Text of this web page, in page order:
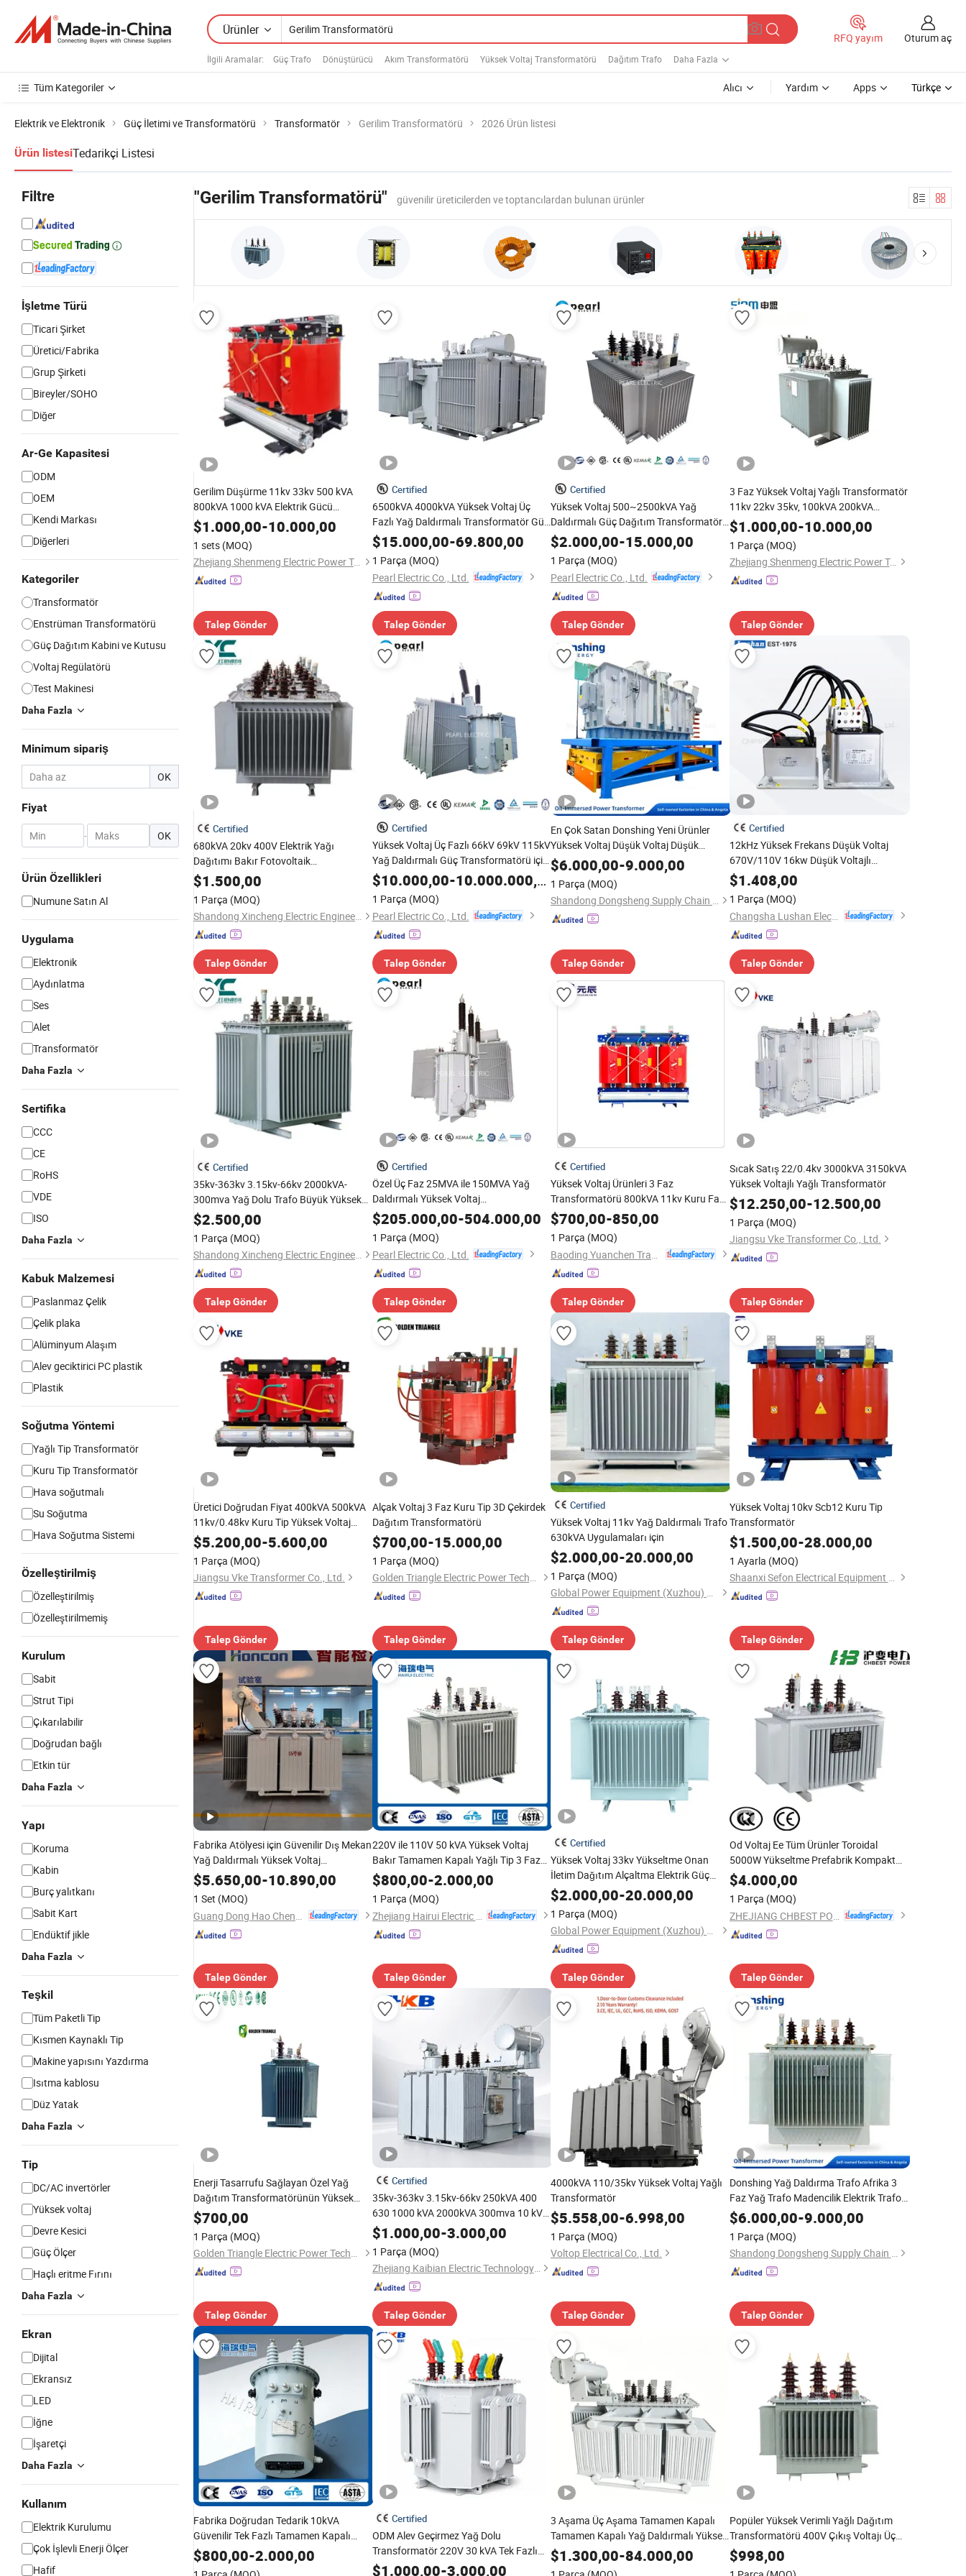
Ürünler
İlgili Aramalar: Güç Trafo Dönüştürücü Akım Transformatörü Yüksek Voltaj Transformatörü Dağıtım Trafo Daha Fazla
RFQ yayım Oturum aç
Tüm Kategoriler Alıcı Yardım Apps Türkçe
Elektrik ve Elektronik Güç İletimi ve Transformatörü Transformatör Gerilim Transformatörü 2026 Ürün listesi
Ürün listesiTedarikçi Listesi
Filtre
İşletme Türü
Ticari Şirket
Üretici/Fabrika
Grup Şirketi
Bireyler/SOHO
Diğer
Ar-Ge Kapasitesi
ODM
OEM
Kendi Markası
Diğerleri
Kategoriler
Transformatör
Enstrüman Transformatörü
Güç Dağıtım Kabini ve Kutusu
Voltaj Regülatörü
Test Makinesi
Daha Fazla
Minimum sipariş
OK
Fiyat
- OK
Ürün Özellikleri
Numune Satın Al
Uygulama
Elektronik
Aydınlatma
Ses
Alet
Transformatör
Daha Fazla
Sertifika
CCC
CE
RoHS
VDE
ISO
Daha Fazla
Kabuk Malzemesi
Paslanmaz Çelik
Çelik plaka
Alüminyum Alaşım
Alev geciktirici PC plastik
Plastik
Soğutma Yöntemi
Yağlı Tip Transformatör
Kuru Tip Transformatör
Hava soğutmalı
Su Soğutma
Hava Soğutma Sistemi
Özelleştirilmiş
Özelleştirilmiş
Özelleştirilmemiş
Kurulum
Sabit
Strut Tipi
Çıkarılabilir
Doğrudan bağlı
Etkin tür
Daha Fazla
Yapı
Koruma
Kabin
Burç yalıtkanı
Sabit Kart
Endüktif jikle
Daha Fazla
Teşkil
Tüm Paketli Tip
Kısmen Kaynaklı Tip
Makine yapısını Yazdırma
Isıtma kablosu
Düz Yatak
Daha Fazla
Tip
DC/AC invertörler
Yüksek voltaj
Devre Kesici
Güç Ölçer
Haçlı eritme Fırını
Daha Fazla
Ekran
Dijital
Ekransız
LED
İğne
İşaretçi
Daha Fazla
Kullanım
Elektrik Kurulumu
Çok İşlevli Enerji Ölçer
Hafif
"Gerilim Transformatörü" güvenilir üreticilerden ve toptancılardan bulunan ürünler
Gerilim Düşürme 11kv 33kv 500 kVA
800kVA 1000 kVA Elektrik Gücü
Dağıtımı Epoksi Reçine Döküm 3 Üç
Fazlı Kuru Tip Dağıtım Transformatörü
$1.000,00-10.000,00
1 sets (MOQ)
Zhejiang Shenmeng Electric Power Technology Co., Ltd.
Talep Gönder
Certified
6500kVA 4000kVA Yüksek Voltaj Üç
Fazlı Yağ Daldırmalı Transformatör Güç
Kaynağı Güç İletimi
$15.000,00-69.800,00
1 Parça (MOQ)
Pearl Electric Co., Ltd.
Talep Gönder
Certified
Yüksek Voltaj 500~2500kVA Yağ
Daldırmalı Güç Dağıtım Transformatörü
Fiyatı Silikon Çelik Çekirdek Güç İletimi
için
$2.000,00-15.000,00
1 Parça (MOQ)
Pearl Electric Co., Ltd.
Talep Gönder
3 Faz Yüksek Voltaj Yağlı Transformatör
11kv 22kv 35kv, 100kVA 200kVA
400kVA 1000kVA
$1.000,00-10.000,00
1 Parça (MOQ)
Zhejiang Shenmeng Electric Power Technology Co., Ltd.
Talep Gönder
Certified
680kVA 20kv 400V Elektrik Yağı
Dağıtımı Bakır Fotovoltaik
Transformatör ile Enerji Depolama
30kVA-5000kVA Yüksek Voltaj ile 6kv-
50kv
$1.500,00
1 Parça (MOQ)
Shandong Xincheng Electric Engineering Co., Ltd
Talep Gönder
Certified
Yüksek Voltaj Üç Fazlı 66kV 69kV 115kV
Yağ Daldırmalı Güç Transformatörü için
Şebeke Alt İstasyonu
$10.000,00-10.000.000,00
1 Parça (MOQ)
Pearl Electric Co., Ltd.
Talep Gönder
En Çok Satan Donshing Yeni Ürünler
Yüksek Voltaj Düşük Voltaj Düşük
Kayıplı Adım Aşağı Transformatör için
Trafo Merkezi
$6.000,00-9.000,00
1 Parça (MOQ)
Shandong Dongsheng Supply Chain Co., Ltd
Talep Gönder
Certified
12kHz Yüksek Frekans Düşük Voltaj
670V/110V 16kw Düşük Voltajlı
Aşamalı Dönüştürücü ve İndüktör
Epoksi Reçine ile Kaplanmış Kuru Tip
Güç Dönüştürücü
$1.408,00
1 Parça (MOQ)
Changsha Lushan Electronic Technology Co., Ltd.
Talep Gönder
Certified
35kv-363kv 3.15kv-66kv 2000kVA-
300mva Yağ Dolu Trafo Büyük Yüksek
Voltaj Alt İstasyonu Elektrik Gücü Trafo
$2.500,00
1 Parça (MOQ)
Shandong Xincheng Electric Engineering Co., Ltd
Talep Gönder
Certified
Özel Üç Faz 25MVA ile 150MVA Yağ
Daldırmalı Yüksek Voltaj
Transformatörü Trafo Merkezi Projesi
için
$205.000,00-504.000,00
1 Parça (MOQ)
Pearl Electric Co., Ltd.
Talep Gönder
Certified
Yüksek Voltaj Ürünleri 3 Faz
Transformatörü 800kVA 11kv Kuru Faz
Kaydırma Transformatörü
$700,00-850,00
1 Parça (MOQ)
Talep Gönder
Sıcak Satış 22/0.4kv 3000kVA 3150kVA
Yüksek Voltajlı Yağlı Transformatör
$12.250,00-12.500,00
1 Parça (MOQ)
Jiangsu Vke Transformer Co., Ltd.
Talep Gönder
Üretici Doğrudan Fiyat 400kVA 500kVA
11kv/0.48kv Kuru Tip Yüksek Voltaj
Transformatörleri Fiyatı
$5.200,00-5.600,00
1 Parça (MOQ)
Jiangsu Vke Transformer Co., Ltd.
Talep Gönder
Alçak Voltaj 3 Faz Kuru Tip 3D Çekirdek
Dağıtım Transformatörü
$700,00-15.000,00
1 Parça (MOQ)
Golden Triangle Electric Power Technology Co., Ltd.
Talep Gönder
Certified
Yüksek Voltaj 11kv Yağ Daldırmalı Trafo
630kVA Uygulamaları için
$2.000,00-20.000,00
1 Parça (MOQ)
Global Power Equipment (Xuzhou) Co., Ltd.
Talep Gönder
Yüksek Voltaj 10kv Scb12 Kuru Tip
Transformatör
$1.500,00-28.000,00
1 Ayarla (MOQ)
Shaanxi Sefon Electrical Equipment Co., Ltd
Talep Gönder
Fabrika Atölyesi için Güvenilir Dış Mekan
Yağ Daldırmalı Yüksek Voltaj
Transformatörü
$5.650,00-10.890,00
1 Set (MOQ)
Talep Gönder
220V ile 110V 50 kVA Yüksek Voltaj
Bakır Tamamen Kapalı Yağlı Tip 3 Faz
Elektrik Yağına Daldırılmış Ee Elektrik
Transformatörü Güç Dağıtımı Mv-Hv
Transformatörü
$800,00-2.000,00
1 Parça (MOQ)
Talep Gönder
Certified
Yüksek Voltaj 33kv Yükseltme Onan
İletim Dağıtım Alçaltma Elektrik Güç
Kaynağı İzolasyon Transformatörü
Bakır Çekirdek ile
$2.000,00-20.000,00
1 Parça (MOQ)
Global Power Equipment (Xuzhou) Co., Ltd.
Talep Gönder
Od Voltaj Ee Tüm Ürünler Toroidal
5000W Yükseltme Prefabrik Kompakt
Dağıtım Elektrik Üç Fazlı Transformatör
$4.000,00
1 Parça (MOQ)
Talep Gönder
Enerji Tasarrufu Sağlayan Özel Yağ
Dağıtım Transformatörünün Yüksek
Verimli İşlemi
$700,00
1 Parça (MOQ)
Golden Triangle Electric Power Technology Co., Ltd.
Talep Gönder
Certified
35kv-363kv 3.15kv-66kv 250kVA 400
630 1000 kVA 2000kVA 300mva 10 kVA
Yağ Daldırmalı Büyük Yüksek Voltaj
Transformatörü Trafo Fiyatı
$1.000,00-3.000,00
1 Parça (MOQ)
Zhejiang Kaibian Electric Technology Co., Ltd
Talep Gönder
4000kVA 110/35kv Yüksek Voltaj Yağlı
Transformatör
$5.558,00-6.998,00
1 Parça (MOQ)
Voltop Electrical Co., Ltd.
Talep Gönder
Donshing Yağ Daldırma Trafo Afrika 3
Faz Yağ Trafo Madencilik Elektrik Trafo
Ds-500-15 Kuru Trafo Yüksek Voltaj
Trafo
$6.000,00-9.000,00
1 Parça (MOQ)
Shandong Dongsheng Supply Chain Co., Ltd
Talep Gönder
Fabrika Doğrudan Tedarik 10kVA
Güvenilir Tek Fazlı Tamamen Kapalı
Yüksek Voltaj Dağıtım Transformatörü
$800,00-2.000,00
Certified
ODM Alev Geçirmez Yağ Dolu
Transformatör 220V 30 kVA Tek Fazlı
Güç Transformatörü
$1.000,00-3.000,00
3 Aşama Üç Aşama Tamamen Kapalı
Tamamen Kapalı Yağ Daldırmalı Yüksek
Voltajlı Aşamalı Düşürme Fırını
Endüstriyel Kontrol Voltaj Voltaj
$1.300,00-84.000,00
Popüler Yüksek Verimli Yağlı Dağıtım
Transformatörü 400V Çıkış Voltajı Üç
Fazlı Güç Transformatörü
$998,00